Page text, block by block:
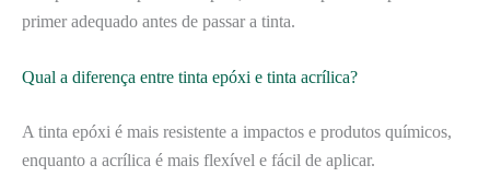
primer adequado antes de passar a tinta.
Qual a diferença entre tinta epóxi e tinta acrílica?
A tinta epóxi é mais resistente a impactos e produtos químicos,
enquanto a acrílica é mais flexível e fácil de aplicar.